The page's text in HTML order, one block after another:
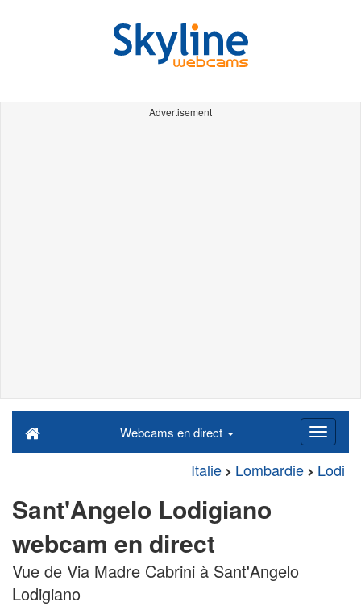
Advertisement
Webcams en direct
Italie Lombardie Lodi
Sant'Angelo Lodigiano
webcam en direct
Vue de Via Madre Cabrini à Sant'Angelo
Lodigiano